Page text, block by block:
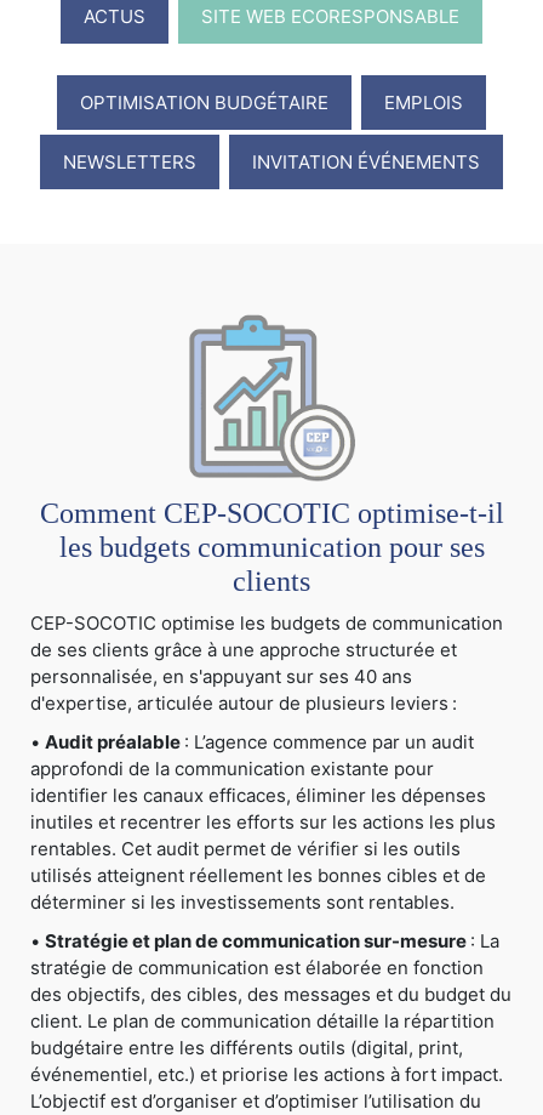
ACTUS SITE WEB ECORESPONSABLE
OPTIMISATION BUDGÉTAIRE EMPLOIS
NEWSLETTERS INVITATION ÉVÉNEMENTS
Comment CEP-SOCOTIC optimise-t-il
les budgets communication pour ses
clients
CEP-SOCOTIC optimise les budgets de communication
de ses clients grâce à une approche structurée et
personnalisée, en s'appuyant sur ses 40 ans
d'expertise, articulée autour de plusieurs leviers :
• Audit préalable : L’agence commence par un audit
approfondi de la communication existante pour
identifier les canaux efficaces, éliminer les dépenses
inutiles et recentrer les efforts sur les actions les plus
rentables. Cet audit permet de vérifier si les outils
utilisés atteignent réellement les bonnes cibles et de
déterminer si les investissements sont rentables.
• Stratégie et plan de communication sur-mesure : La
stratégie de communication est élaborée en fonction
des objectifs, des cibles, des messages et du budget du
client. Le plan de communication détaille la répartition
budgétaire entre les différents outils (digital, print,
événementiel, etc.) et priorise les actions à fort impact.
L’objectif est d’organiser et d’optimiser l’utilisation du